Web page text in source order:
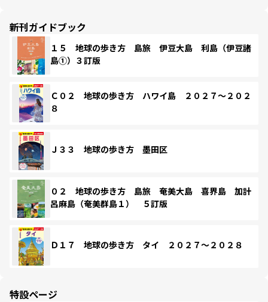
新刊ガイドブック
１５ 地球の歩き方 島旅 伊豆大島 利島（伊豆諸
島①）３訂版
Ｃ０２ 地球の歩き方 ハワイ島 ２０２７～２０２
８
Ｊ３３ 地球の歩き方 墨田区
０２ 地球の歩き方 島旅 奄美大島 喜界島 加計
呂麻島（奄美群島１） ５訂版
Ｄ１７ 地球の歩き方 タイ ２０２７～２０２８
特設ページ